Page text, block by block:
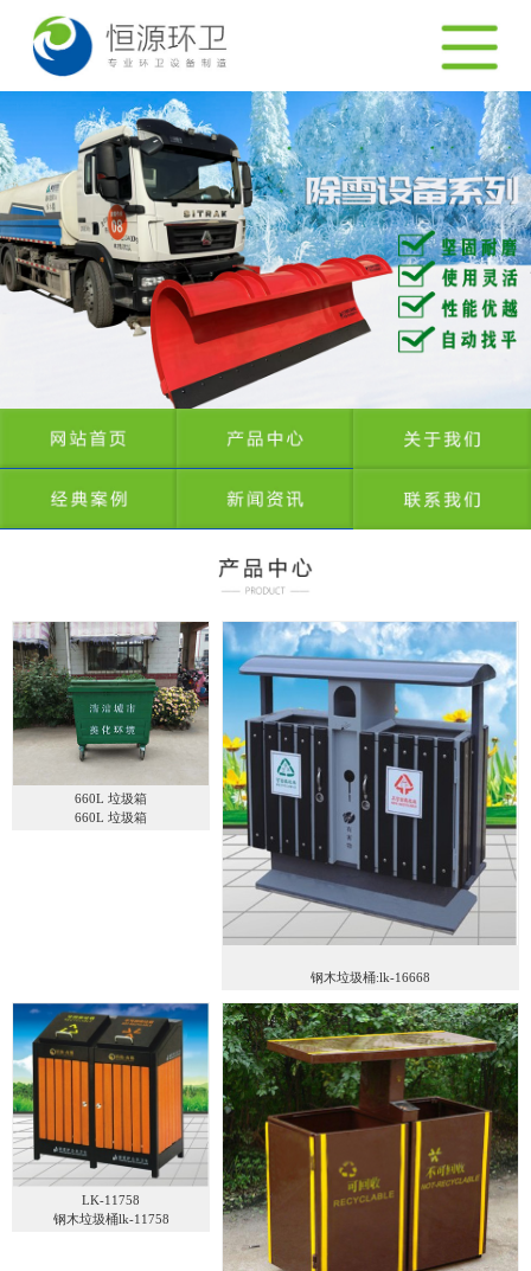
660L 垃圾箱
660L 垃圾箱
钢木垃圾桶:lk-16668
LK-11758
钢木垃圾桶lk-11758